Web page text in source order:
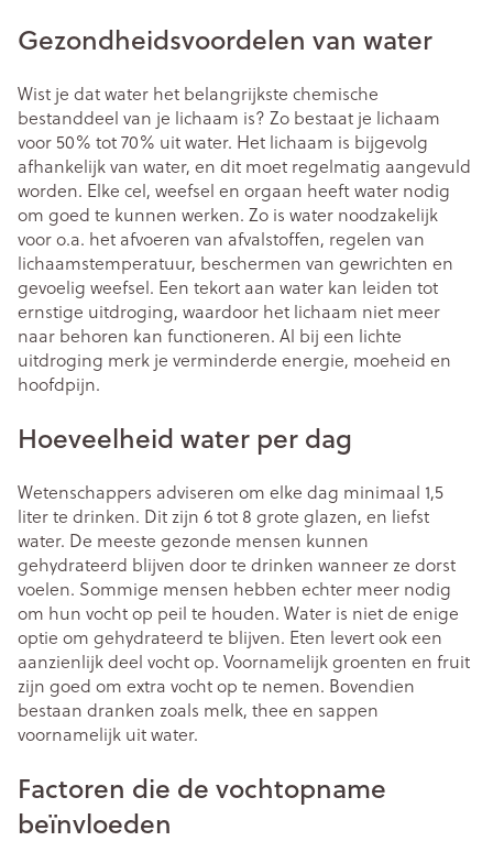
Gezondheidsvoordelen van water
Wist je dat water het belangrijkste chemische
bestanddeel van je lichaam is? Zo bestaat je lichaam
voor 50% tot 70% uit water. Het lichaam is bijgevolg
afhankelijk van water, en dit moet regelmatig aangevuld
worden. Elke cel, weefsel en orgaan heeft water nodig
om goed te kunnen werken. Zo is water noodzakelijk
voor o.a. het afvoeren van afvalstoffen, regelen van
lichaamstemperatuur, beschermen van gewrichten en
gevoelig weefsel. Een tekort aan water kan leiden tot
ernstige uitdroging, waardoor het lichaam niet meer
naar behoren kan functioneren. Al bij een lichte
uitdroging merk je verminderde energie, moeheid en
hoofdpijn.
Hoeveelheid water per dag
Wetenschappers adviseren om elke dag minimaal 1,5
liter te drinken. Dit zijn 6 tot 8 grote glazen, en liefst
water. De meeste gezonde mensen kunnen
gehydrateerd blijven door te drinken wanneer ze dorst
voelen. Sommige mensen hebben echter meer nodig
om hun vocht op peil te houden. Water is niet de enige
optie om gehydrateerd te blijven. Eten levert ook een
aanzienlijk deel vocht op. Voornamelijk groenten en fruit
zijn goed om extra vocht op te nemen. Bovendien
bestaan dranken zoals melk, thee en sappen
voornamelijk uit water.
Factoren die de vochtopname
beïnvloeden